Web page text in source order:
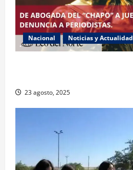
Nacional Noticias y Actualidad
23 agosto, 2025